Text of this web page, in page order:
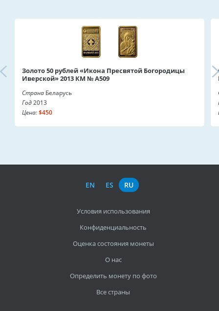
Золото 50 рублей «Икона Пресвятой Богородицы
Иверской» 2013 КМ № A509
Страна Беларусь
Год2013
Цена:$450
EN ES RU
Условия использования
Конфиденциальность
Оценка состояния монеты
О нас
Определить монету по фото
Все страны